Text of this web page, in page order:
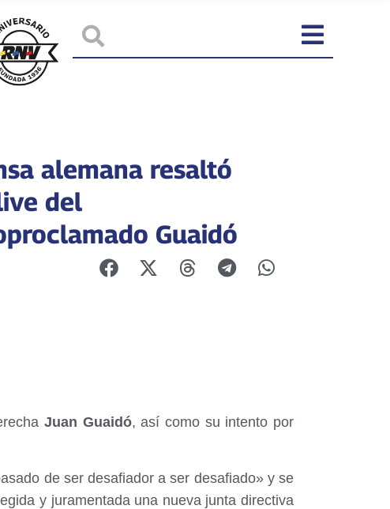
alemana resaltó
del
Guaidó
Juan Guaidó, así como su intento por
de ser desafiador a ser desafiado» y se
y juramentada una nueva junta directiva